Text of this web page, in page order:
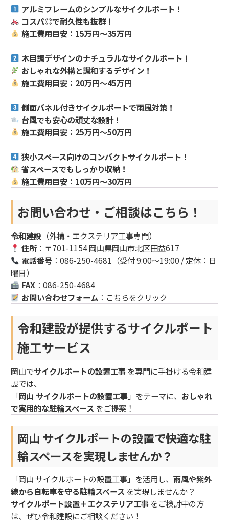
アルミフレームのシンプルなサイクルポート！
コスパ◎で耐久性も抜群！
施工費用目安：15万円～35万円
木目調デザインのナチュラルなサイクルポート！
おしゃれな外構と調和するデザイン！
施工費用目安：20万円～45万円
側面パネル付きサイクルポートで雨風対策！
台風でも安心の頑丈な設計！
施工費用目安：25万円～50万円
狭小スペース向けのコンパクトサイクルポート！
省スペースでもしっかり収納！
施工費用目安：10万円～30万円
お問い合わせ・ご相談はこちら！
令和建設 （外構・エクステリア工事専門）
住所：〒701-1154 岡山県岡山市北区田益617
電話番号：086-250-4681（受付 9:00〜19:00 / 定休：日
曜日）
FAX ：086-250-4684
お問い合わせフォーム ： こちらをクリック
令和建設が提供するサイクルポート
施工サービス
岡山でサイクルポートの設置工事 を専門に手掛ける令和建
設では、
「岡山 サイクルポートの設置工事」をテーマに、 おしゃれ
で実用的な駐輪スペース をご提案！
岡山 サイクルポートの設置で快適な駐
輪スペースを実現しませんか？
「岡山 サイクルポートの設置工事」を活用し、 雨風や紫外
線から自転車を守る駐輪スペース を実現しませんか？
サイクルポート設置＋エクステリア工事 をご検討中の方
は、ぜひ令和建設にご相談ください！